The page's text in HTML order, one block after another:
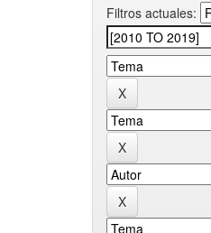
Filtros actuales: